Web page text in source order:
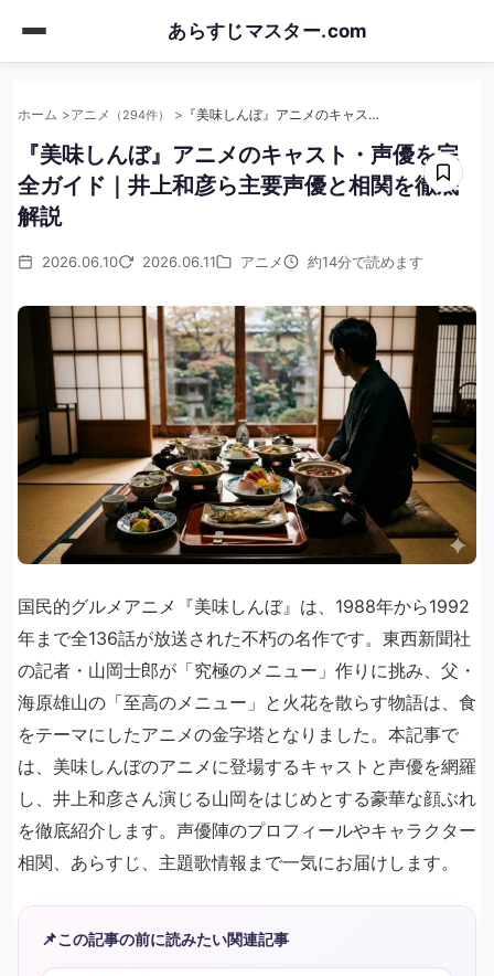
content
あらすじマスター.com
ホーム アニメ （294件） 『美味しんぼ』アニメのキャスト・声優を完全ガイド｜井上和彦ら主要声優と相関を徹底解説
『美味しんぼ』アニメのキャスト・声優を完
全ガイド｜井上和彦ら主要声優と相関を徹底
解説
2026.06.10 2026.06.11 アニメ 約14分で読めます
国民的グルメアニメ『美味しんぼ』は、1988年から1992
年まで全136話が放送された不朽の名作です。東西新聞社
の記者・山岡士郎が「究極のメニュー」作りに挑み、父・
海原雄山の「至高のメニュー」と火花を散らす物語は、食
をテーマにしたアニメの金字塔となりました。本記事で
は、美味しんぼのアニメに登場するキャストと声優を網羅
し、井上和彦さん演じる山岡をはじめとする豪華な顔ぶれ
を徹底紹介します。声優陣のプロフィールやキャラクター
相関、あらすじ、主題歌情報まで一気にお届けします。
📌この記事の前に読みたい関連記事